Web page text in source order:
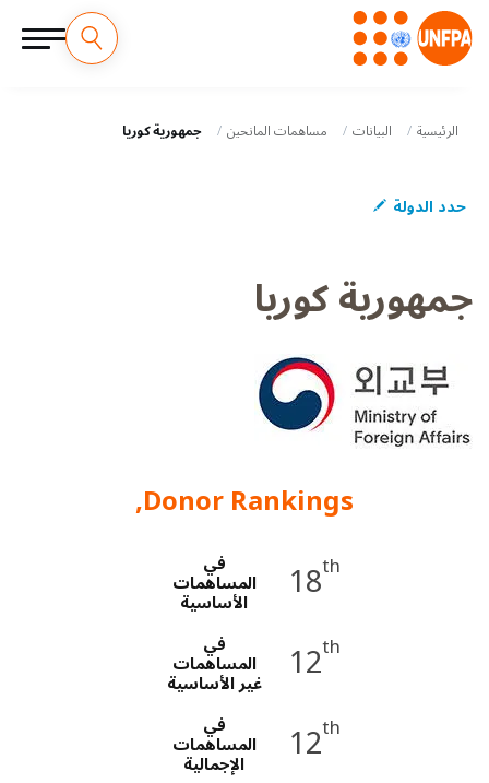
a
g
الرئيسية البيانات مساهمات المانحين جمهورية كوريا
حدد الدولة
جمهورية كوريا
Donor Rankings,
18th في
المساهمات
الأساسية
12th في
المساهمات
غير الأساسية
12th في
المساهمات
الإجمالية